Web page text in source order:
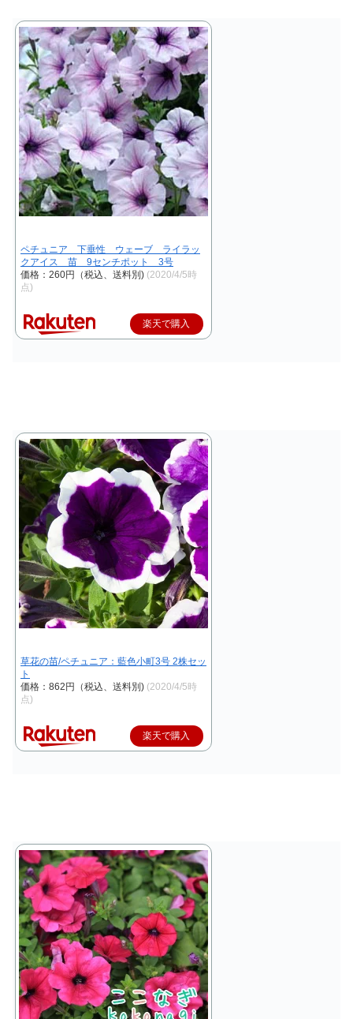
ペチュニア 下垂性 ウェーブ ライラッ
クアイス 苗 9センチポット 3号
価格：260円（税込、送料別) (2020/4/5時
点)
楽天で購入
草花の苗/ペチュニア：藍色小町3号 2株セッ
ト
価格：862円（税込、送料別) (2020/4/5時
点)
楽天で購入